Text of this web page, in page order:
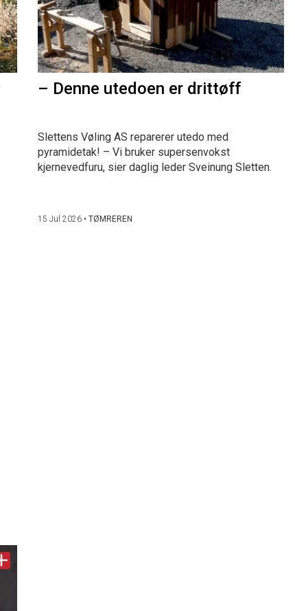
– Denne utedoen er drittøff
Slettens Vøling AS reparerer utedo med
pyramidetak! – Vi bruker supersenvokst
kjernevedfuru, sier daglig leder Sveinung Sletten.
15 Jul 2026• TØMREREN